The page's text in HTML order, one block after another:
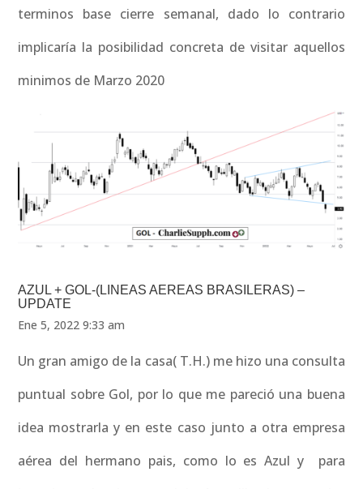
terminos base cierre semanal, dado lo contrario
implicaría la posibilidad concreta de visitar aquellos
minimos de Marzo 2020
AZUL + GOL-(LINEAS AEREAS BRASILERAS) –
UPDATE
Ene 5, 2022 9:33 am
Un gran amigo de la casa( T.H.) me hizo una consulta
puntual sobre Gol, por lo que me pareció una buena
idea mostrarla y en este caso junto a otra empresa
aérea del hermano pais, como lo es Azul y para